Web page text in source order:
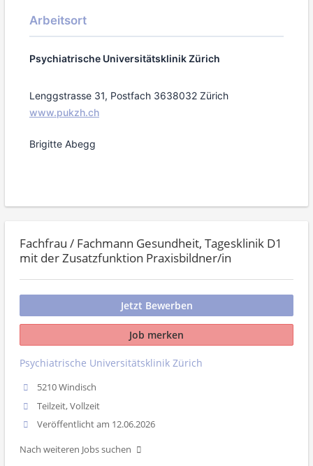
Arbeitsort
Psychiatrische Universitätsklinik Zürich
Lenggstrasse 31, Postfach 3638032 Zürich
www.pukzh.ch
Brigitte Abegg
Fachfrau / Fachmann Gesundheit, Tagesklinik D1
mit der Zusatzfunktion Praxisbildner/in
Jetzt Bewerben
Job merken
Psychiatrische Universitätsklinik Zürich
5210 Windisch
Teilzeit, Vollzeit
Veröffentlicht am 12.06.2026
Nach weiteren Jobs suchen